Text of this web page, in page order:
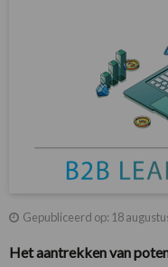
Gepubliceerd op: 18
Het aantrekken van